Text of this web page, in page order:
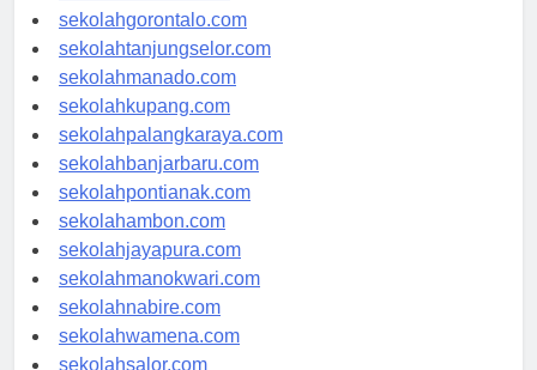
sekolahkendari.com
sekolahgorontalo.com
sekolahtanjungselor.com
sekolahmanado.com
sekolahkupang.com
sekolahpalangkaraya.com
sekolahbanjarbaru.com
sekolahpontianak.com
sekolahambon.com
sekolahjayapura.com
sekolahmanokwari.com
sekolahnabire.com
sekolahwamena.com